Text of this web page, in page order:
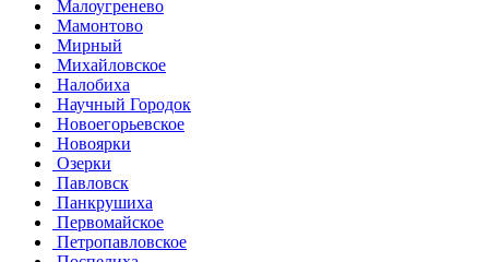
Малоугренево
Мамонтово
Мирный
Михайловское
Налобиха
Научный Городок
Новоегорьевское
Новоярки
Озерки
Павловск
Панкрушиха
Первомайское
Петропавловское